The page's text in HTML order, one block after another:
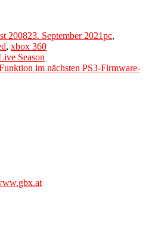
200823. September 2021pc,
, xbox 360
Season
im nächsten PS3-Firmware-